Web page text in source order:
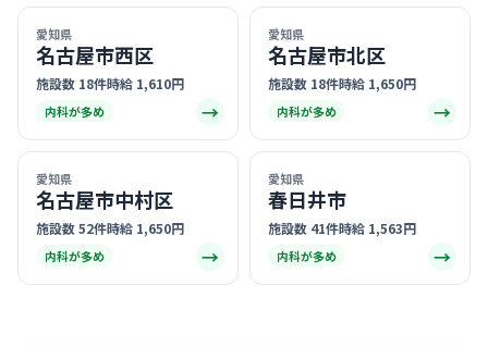
愛知県
名古屋市西区
施設数 18件時給 1,610円
内科が多め →
愛知県
名古屋市北区
施設数 18件時給 1,650円
内科が多め →
愛知県
名古屋市中村区
施設数 52件時給 1,650円
内科が多め →
愛知県
春日井市
施設数 41件時給 1,563円
内科が多め →